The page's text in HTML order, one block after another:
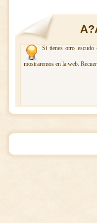
Si tienes otro
mostraremos en la web.